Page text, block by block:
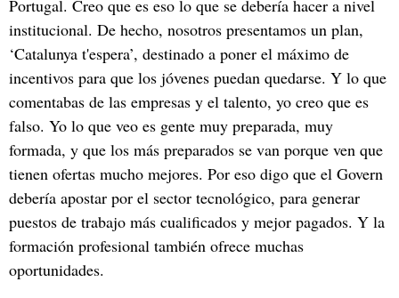
Portugal. Creo que es eso lo que se debería hacer a nivel
institucional. De hecho, nosotros presentamos un plan,
‘Catalunya t'espera’, destinado a poner el máximo de
incentivos para que los jóvenes puedan quedarse. Y lo que
comentabas de las empresas y el talento, yo creo que es
falso. Yo lo que veo es gente muy preparada, muy
formada, y que los más preparados se van porque ven que
tienen ofertas mucho mejores. Por eso digo que el Govern
debería apostar por el sector tecnológico, para generar
puestos de trabajo más cualificados y mejor pagados. Y la
formación profesional también ofrece muchas
oportunidades.